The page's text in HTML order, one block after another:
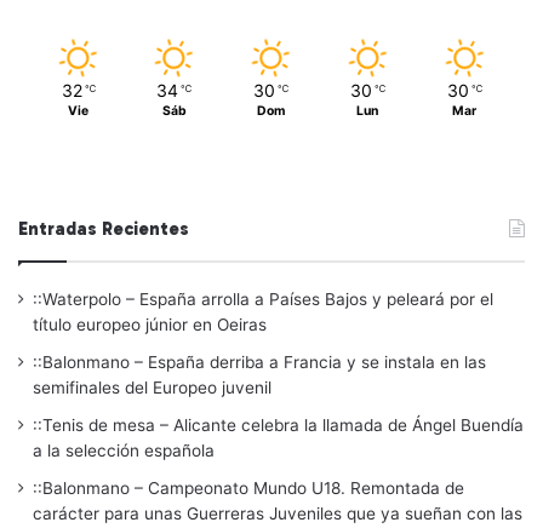
32 ℃
Vie
34 ℃
Sáb
30 ℃
Dom
30 ℃
Lun
30 ℃
Mar
Entradas Recientes
::Waterpolo – España arrolla a Países Bajos y peleará por el
título europeo júnior en Oeiras
::Balonmano – España derriba a Francia y se instala en las
semifinales del Europeo juvenil
::Tenis de mesa – Alicante celebra la llamada de Ángel Buendía
a la selección española
::Balonmano – Campeonato Mundo U18. Remontada de
carácter para unas Guerreras Juveniles que ya sueñan con las